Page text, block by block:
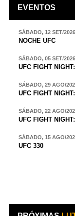
EVENTOS
SÁBADO, 12 SET/2026
NOCHE UFC
SÁBADO, 05 SET/2026
UFC FIGHT
SÁBADO, 29 AGO/
UFC FIGHT
SÁBADO, 22 AGO/
UFC FIGHT
SÁBADO, 15 AGO/
UFC 330